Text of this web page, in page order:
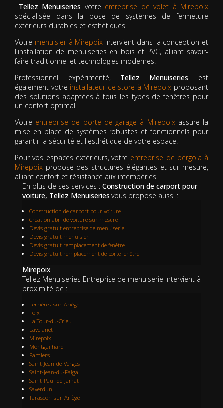
Tellez Menuiseries votre entreprise de volet à Mirepoix
spécialisée dans la pose de systèmes de fermeture
extérieurs durables et esthétiques.
Votre menuisier à Mirepoix intervient dans la conception et
l'installation de menuiseries en bois et PVC, alliant savoir-
faire traditionnel et technologies modernes.
Professionnel expérimenté, Tellez Menuiseries est
également votre installateur de store à Mirepoix proposant
des solutions adaptées à tous les types de fenêtres pour
un confort optimal.
Votre entreprise de porte de garage à Mirepoixassure la
mise en place de systèmes robustes et fonctionnels pour
garantir la sécurité et l'esthétique de votre espace.
Pour vos espaces extérieurs, votre entreprise de pergola à
Mirepoix propose des structures élégantes et sur mesure,
alliant confort et résistance aux intempéries.
En plus de ses services : Construction de carport pour
voiture, Tellez Menuiseries vous propose aussi :
Construction de carport pour voiture
Création abri de voiture sur mesure
Devis gratuit entreprise de menuiserie
Devis gratuit menuisier
Devis gratuit remplacement de fenêtre
Devis gratuit remplacement de porte fenêtre
Mirepoix
Tellez Menuiseries Entreprise de menuiserie intervient à
proximité de :
Ferrières-sur-Ariège
Foix
La Tour-du-Crieu
Lavelanet
Mirepoix
Montgailhard
Pamiers
Saint-Jean-de-Verges
Saint-Jean-du-Falga
Saint-Paul-de-Jarrat
Saverdun
Tarascon-sur-Ariège